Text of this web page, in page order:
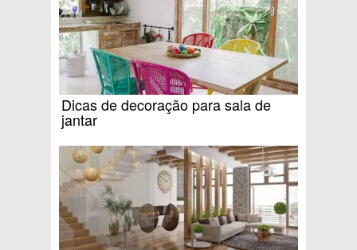
Dicas de decoração para sala de
jantar